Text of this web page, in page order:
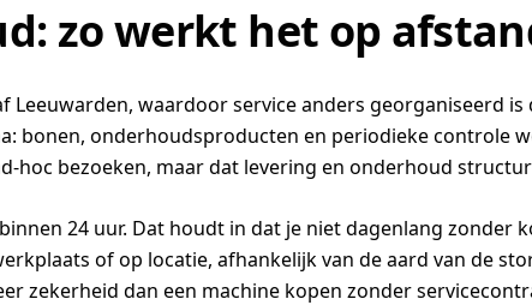
zo werkt het op
Leeuwarden, waardoor service anders georganiseerd
bonen, onderhoudsproducten en periodieke controle
hoc bezoeken, maar dat levering en onderhoud
24 uur. Dat houdt in dat je niet dagenlang
of op locatie, afhankelijk van de aard van de
zekerheid dan een machine kopen zonder